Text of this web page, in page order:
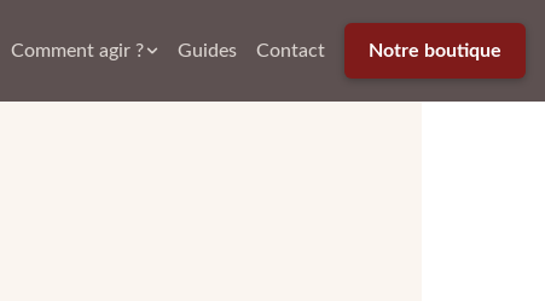
Comment agir ? Guides Contact Notre boutique